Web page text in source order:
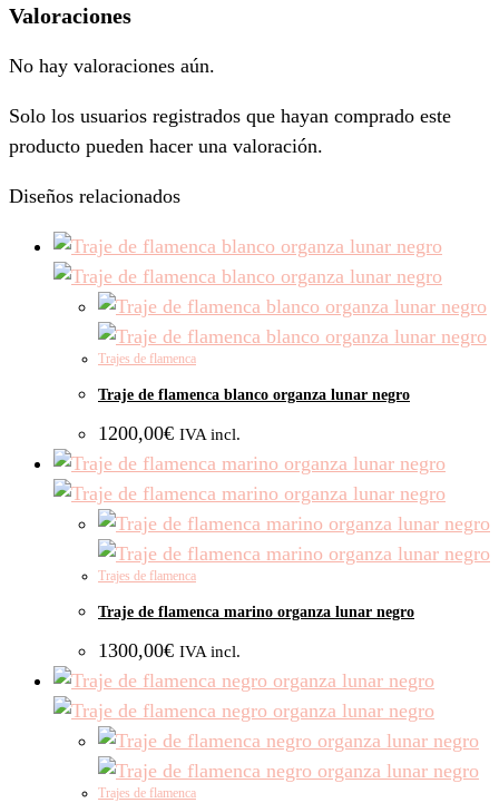
Valoraciones
No hay valoraciones aún.
Solo los usuarios registrados que hayan comprado este
producto pueden hacer una valoración.
Diseños relacionados
Trajes de flamenca
Traje de flamenca blanco organza lunar negro
1200,00€ IVA incl.
Trajes de flamenca
Traje de flamenca marino organza lunar negro
1300,00€ IVA incl.
Trajes de flamenca